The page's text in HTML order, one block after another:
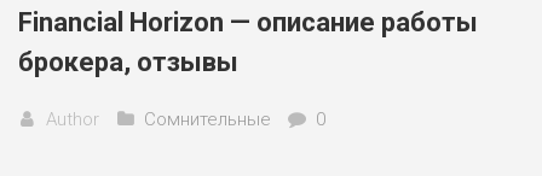
Партнеры
Financial Horizon — описание работы
брокера, отзывы
Author Сомнительные 0